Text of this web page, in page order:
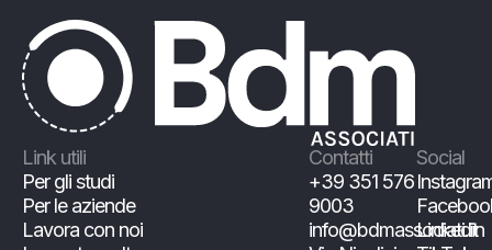
Link utili
Per gli studi
Per le aziende
Lavora con noi
Contatti
+39 351 576
9003
info@bdmassociati.it
Social
Linkedin